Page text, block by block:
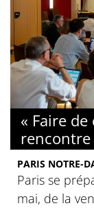
« Faire
rencontre
PARIS NOTRE-
Paris se
mai, de la